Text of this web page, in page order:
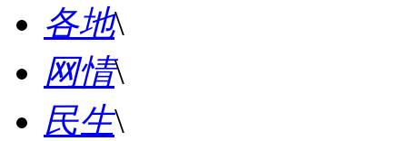
各地\
网情\
民生\